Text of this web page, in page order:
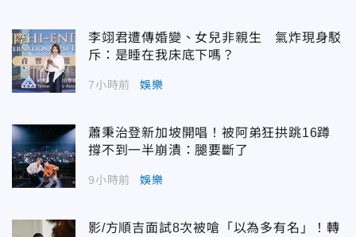
李翊君遭傳婚變、女兒非親生 氣炸現身駁
斥：是睡在我床底下嗎？
7小時前 娛樂
蕭秉治登新加坡開唱！被阿弟狂拱跳16蹲
撐不到一半崩潰：腿要斷了
9小時前 娛樂
影/方順吉面試8次被嗆「以為多有名」！轉